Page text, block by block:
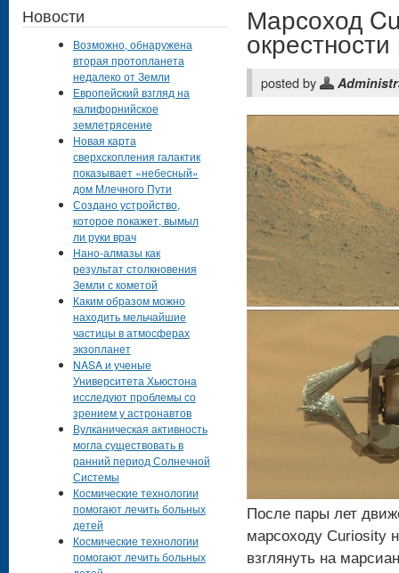
Марсоход
posted by
После пары лет
марсоходу Curiosity
взглянуть на
Новости
Возможно, обнаружена
вторая протопланета
недалеко от Земли
Европейский взгляд на
калифорнийское
землетрясение
Новая карта
сверхскопления галактик
показывает «небесный»
дом Млечного Пути
Создано устройство,
которое покажет, вымыл
ли руки врач
Нано-алмазы как
результат столкновения
Земли с кометой
Каким образом можно
находить мельчайшие
частицы в атмосферах
экзопланет
NASA и ученые
Университета Хьюстона
исследуют проблемы со
зрением у астронавтов
Вулканическая активность
могла существовать в
ранний период Солнечной
Системы
Космические технологии
помогают лечить больных
детей
Космические технологии
помогают лечить больных